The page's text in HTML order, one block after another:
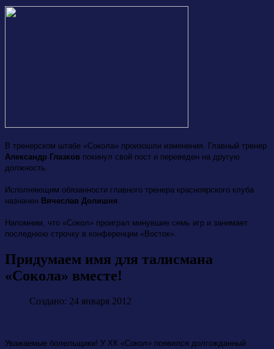
В тренерском штабе «Сокола» произошли изменения. Главный тренер
Александр Глазков покинул свой пост и переведен на другую
должность.
Исполняющим обязанности главного тренера красноярского клуба
назначен Вячеслав Долишня
Напомним, что «Сокол» проиграл минувшие семь игр и занимает
последнюю строчку в конференции «Восток».
Придумаем имя для талисмана
«Сокола» вместе!
Создано: 24 января 2012
Уважаемые болельщики! У ХК «Сокол» появился долгожданный